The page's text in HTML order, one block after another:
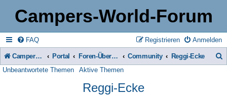
Campers-World-Forum
FAQ Anmelden
Registrieren
Campers-World-Forum Portal Foren-Übersicht Community Reggi-Ecke
Unbeantwortete Themen Aktive Themen
Reggi-Ecke